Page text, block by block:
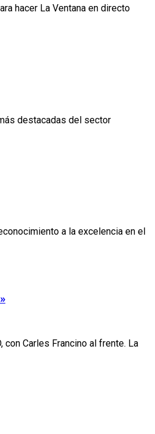
hacer La Ventana en directo
destacadas del sector
a la excelencia en el
Carles Francino al frente. La